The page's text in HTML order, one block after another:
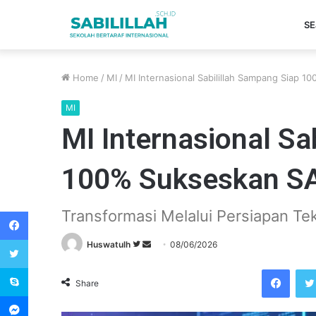
Home / MI / MI Internasional Sabilillah Sampang Siap
MI
MI Internasional
100% Sukseskan
Transformasi Melalui Persiapan
Huswatulh
F
o a
08/06/2026
Share
Facebook